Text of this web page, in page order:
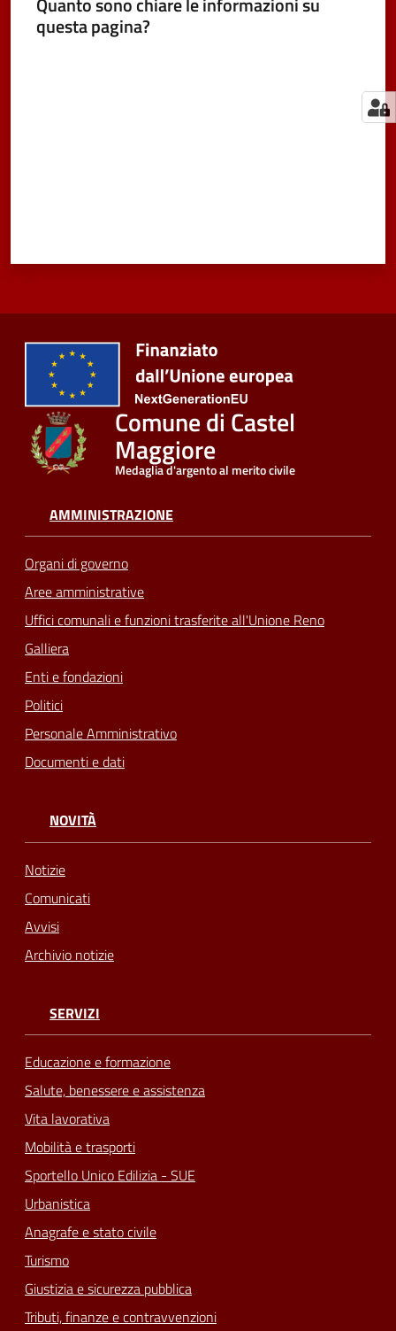
questa pagina?
Comune di Castel
Maggiore
Medaglia d'argento al merito civile
AMMINISTRAZIONE
Organi di governo
Aree amministrative
Uffici comunali e funzioni trasferite all'Unione Reno
Galliera
Enti e fondazioni
Politici
Personale Amministrativo
Documenti e dati
NOVITÀ
Notizie
Comunicati
Avvisi
Archivio notizie
SERVIZI
Educazione e formazione
Salute, benessere e assistenza
Vita lavorativa
Mobilità e trasporti
Sportello Unico Edilizia - SUE
Urbanistica
Anagrafe e stato civile
Turismo
Giustizia e sicurezza pubblica
Tributi, finanze e contravvenzioni